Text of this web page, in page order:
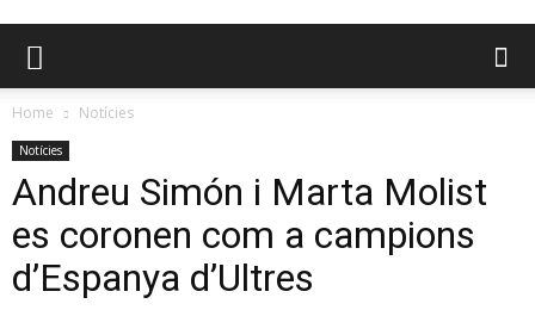
Home Notícies
Notícies
Andreu Simón i Marta Molist
es coronen com a campions
d’Espanya d’Ultres